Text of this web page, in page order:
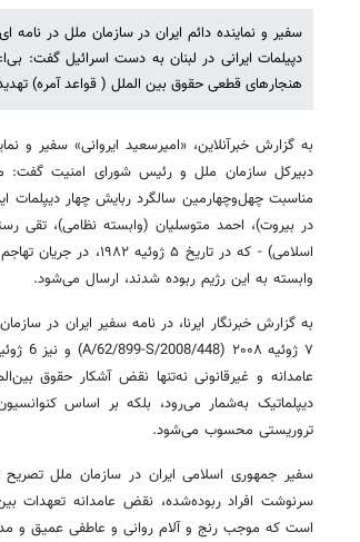
سفیر و نماینده دائم ایران در سازمان ملل در
دپیلمات ایرانی در لبنان به دست اسرائیل گفت:
هنجارهای قطعی حقوق بین الملل ( قواعد آمره)
به گزارش خبرآنلاین، «امیرسعید ایروانی» سفیر و
دبیرکل سازمان ملل و رئیس شورای امنیت گفت:
مناسبت چهل‌وچهارمین سالگرد ربایش چهار
در بیروت)، احمد متوسلیان (وابسته نظامی)، تقی
اسلامی) - که در تاریخ
وابسته به این رژیم ربوده شدند، ارسال می‌شود.
به گزارش خبرنگار ایرنا، در نامه سفیر ایران در
تروریستی محسوب می‌شود.
سفیر جمهوری اسلامی ایران در سازمان ملل تصریح
سرنوشت افراد ربوده‌شده، نقض عامدانه‌ تعهدات
است که موجب رنج و آلام روانی و عاطفی عمیق و